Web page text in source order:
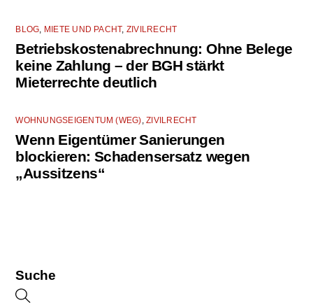
BLOG MIETE UND PACHT, ZIVILRECHT
Betriebskostenabrechnung: Ohne Belege
keine Zahlung – der BGH stärkt
Mieterrechte deutlich
WOHNUNGSEIGENTUM (WEG) ,ZIVILRECHT
Wenn Eigentümer Sanierungen
blockieren: Schadensersatz wegen
„Aussitzens“
Suche